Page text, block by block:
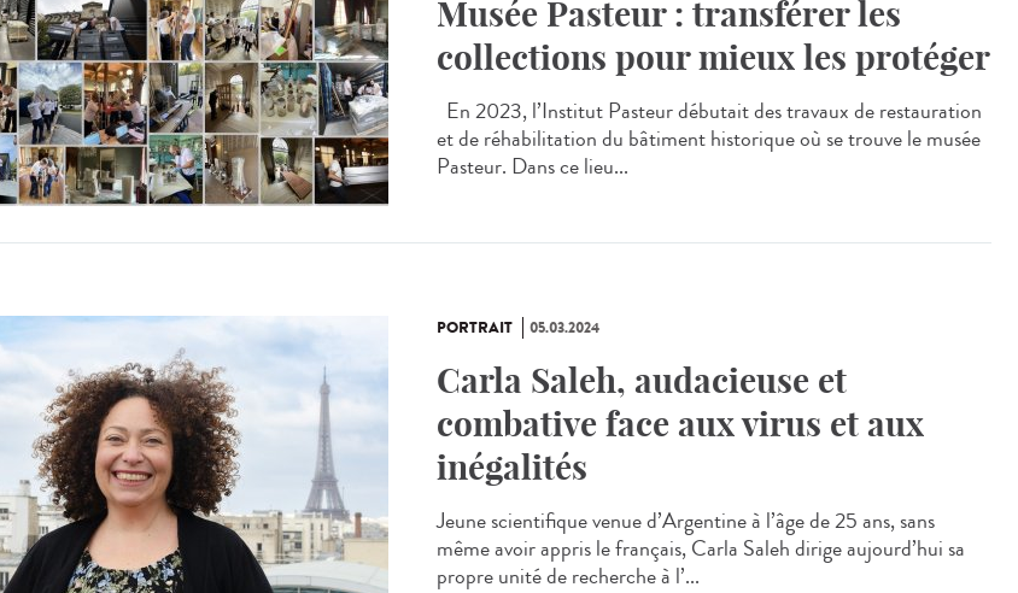
Musée Pasteur : transférer les
collections pour mieux les protéger
En 2023, l’Institut Pasteur débutait des travaux de restauration
et de réhabilitation du bâtiment historique où se trouve le musée
Pasteur. Dans ce lieu...
PORTRAIT 05.03.2024
Carla Saleh, audacieuse et
combative face aux virus et aux
inégalités
Jeune scientifique venue d’Argentine à l’âge de 25 ans, sans
même avoir appris le français, Carla Saleh dirige aujourd’hui sa
propre unité de recherche à l’...